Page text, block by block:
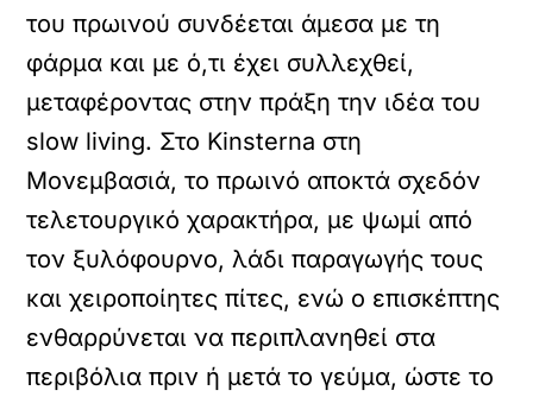
του πρωινού συνδέεται άμεσα με τη
φάρμα και με ό,τι έχει συλλεχθεί,
μεταφέροντας στην πράξη την ιδέα του
slow living. Στο Kinsterna στη
Μονεμβασιά, το πρωινό αποκτά σχεδόν
τελετουργικό χαρακτήρα, με ψωμί από
τον ξυλόφουρνο, λάδι παραγωγής τους
και χειροποίητες πίτες, ενώ ο επισκέπτης
ενθαρρύνεται να περιπλανηθεί στα
περιβόλια πριν ή μετά το γεύμα, ώστε το